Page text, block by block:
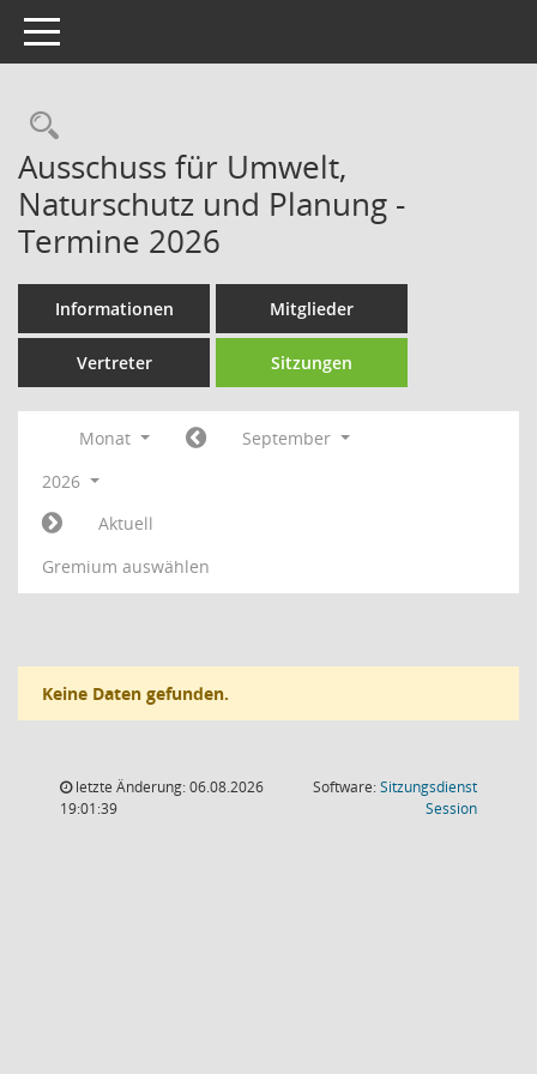
Toggle navigation
Rechercheauswahl
Ausschuss für Umwelt,
Naturschutz und Planung -
Termine 2026
Informationen Mitglieder
Vertreter Sitzungen
Monat
September
2026
Aktuell
Gremium auswählen
Keine Daten gefunden.
letzte Änderung: 06.08.2026
19:01:39
Software:Sitzungsdienst
Session(Wird in